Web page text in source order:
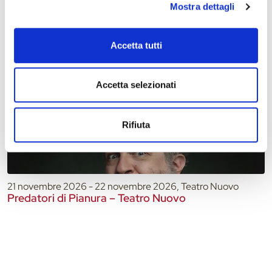
Mostra dettagli
Accetta tutti
Accetta selezionati
Rifiuta
19 novembre 2026, Teatro Comunale Claudio Abbado
Stagione Concertistica – Budapest Festival
21 novembre 2026 - 22 novembre 2026, Teatro Nuovo
Predatori di Pianura – Teatro Nuovo